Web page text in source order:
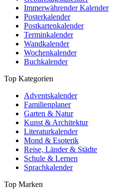
Immerwährender Kalender
Posterkalender
Postkartenkalender
Terminkalender
Wandkalender
Wochenkalender
Buchkalender
Top Kategorien
Adventskalender
Familienplaner
Garten & Natur
Kunst & Architektur
Literaturkalender
Mond & Esoterik
Reise, Länder & Städte
Schule & Lernen
Sprachkalender
Top Marken